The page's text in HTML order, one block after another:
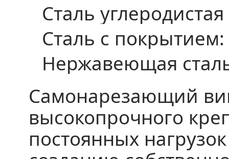
Сталь углеродистая
Сталь с
Нержавеющая
Самонарезающий
высокопрочного
постоянных